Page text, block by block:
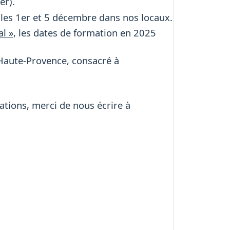
1er et 5 décembre dans nos locaux.
», les dates de formation en 2025
Provence, consacré à
merci de nous écrire à